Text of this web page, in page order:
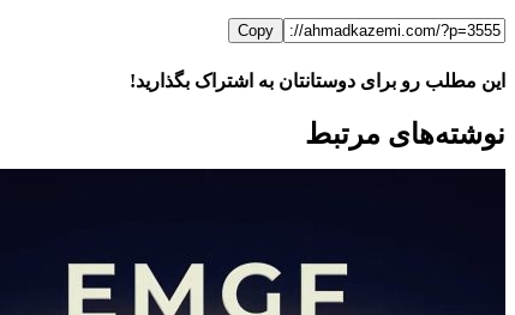
Copy
این مطلب رو برای دوستانتان به اشتراک بگذارید!
FacebookX
LinkedIn
WhatsApp
Telegram
ایمیل
نوشته‌‌های مرتبط